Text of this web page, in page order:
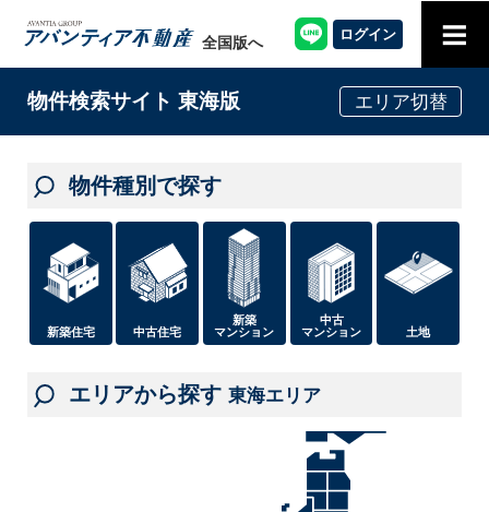
全国版へ
ログイン ≡
物件検索サイト 東海版 エリア切替
物件種別で探す
新築住宅 中古住宅
新築
マンション
中古
マンション
土地
エリアから探す 東海エリア